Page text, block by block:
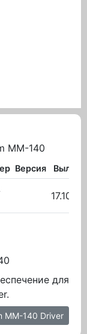
MM-140
Версия
для
MM-140 Driver